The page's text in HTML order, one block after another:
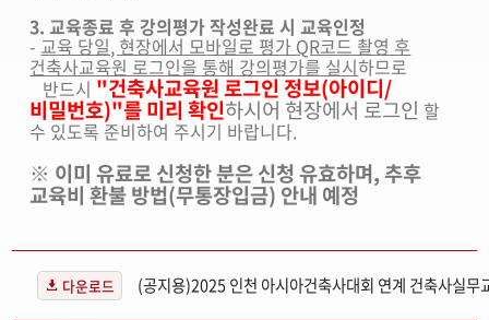
3. 교육종료 후 강의평가 작성완료 시 교육인정
- 교육 당일, 현장에서 모바일로 평가 QR코드 촬영 후
건축사교육원 로그인을 통해 강의평가를 실시하므로
반드시 "건축사교육원 로그인 정보(아이디/
비밀번호)"를 미리 확인하시어 현장에서 로그인 할
수 있도록 준비하여 주시기 바랍니다.
※ 이미 유료로 신청한 분은 신청 유효하며, 추후
교육비 환불 방법(무통장입금) 안내 예정
다운로드